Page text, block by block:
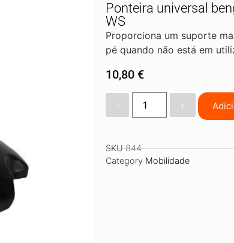
Ponteira universal
WS
Proporciona um suporte
pé quando não está em
10,80 €
+
SKU844
Category Mobilidade